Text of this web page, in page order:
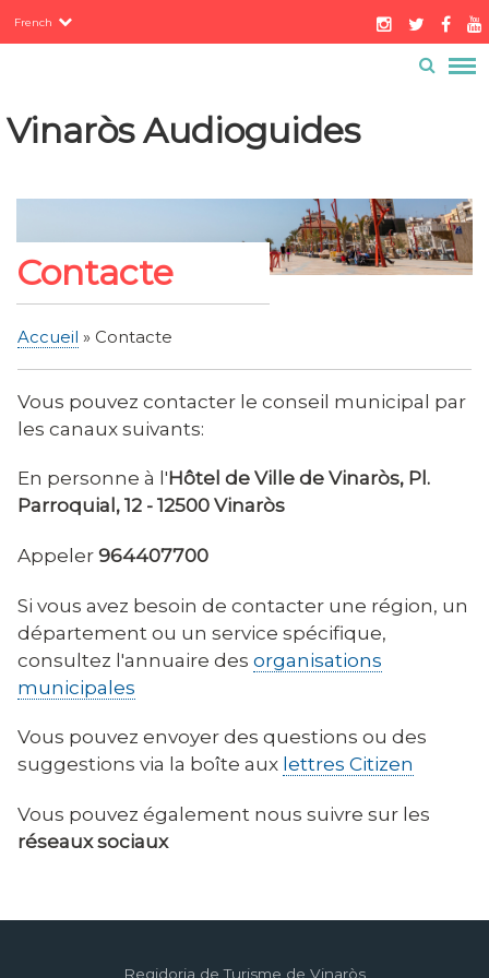
au
Servicios
French
superior
Vinaròs Audioguides
Contacte
Accueil Contacte
Vous pouvez contacter le conseil municipal par
les canaux suivants:
En personne à l'Hôtel de Ville de Vinaròs, Pl.
Parroquial, 12 - 12500 Vinaròs
Appeler964407700
Si vous avez besoin de contacter une région, un
département ou un service spécifique,
consultez l'annuaire des organisations
municipales
Vous pouvez envoyer des questions ou des
suggestions via la boîte aux lettres Citizen
Vous pouvez également nous suivre sur les
réseaux sociaux
Regidoria de Turisme de Vinaròs